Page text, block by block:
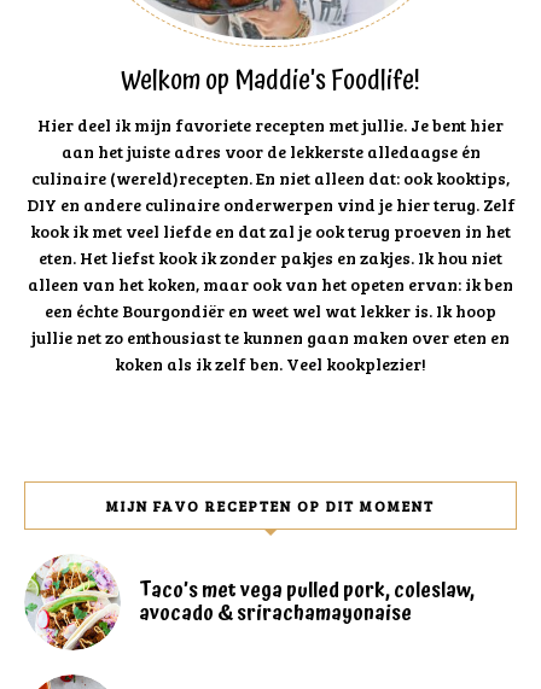
Welkom op Maddie's Foodlife!
Hier deel ik mijn favoriete recepten met jullie. Je bent hier
aan het juiste adres voor de lekkerste alledaagse én
culinaire (wereld)recepten. En niet alleen dat: ook kooktips,
DIY en andere culinaire onderwerpen vind je hier terug. Zelf
kook ik met veel liefde en dat zal je ook terug proeven in het
eten. Het liefst kook ik zonder pakjes en zakjes. Ik hou niet
alleen van het koken, maar ook van het opeten ervan: ik ben
een échte Bourgondiër en weet wel wat lekker is. Ik hoop
jullie net zo enthousiast te kunnen gaan maken over eten en
koken als ik zelf ben. Veel kookplezier!
MIJN FAVO RECEPTEN OP DIT MOMENT
Taco’s met vega pulled pork, coleslaw,
avocado & srirachamayonaise